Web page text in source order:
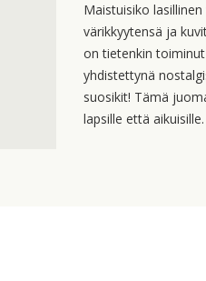
Maistuisiko
värikkyytensä ja
on tietenkin
yhdistettynä
suosikit! Tämä
lapsille että